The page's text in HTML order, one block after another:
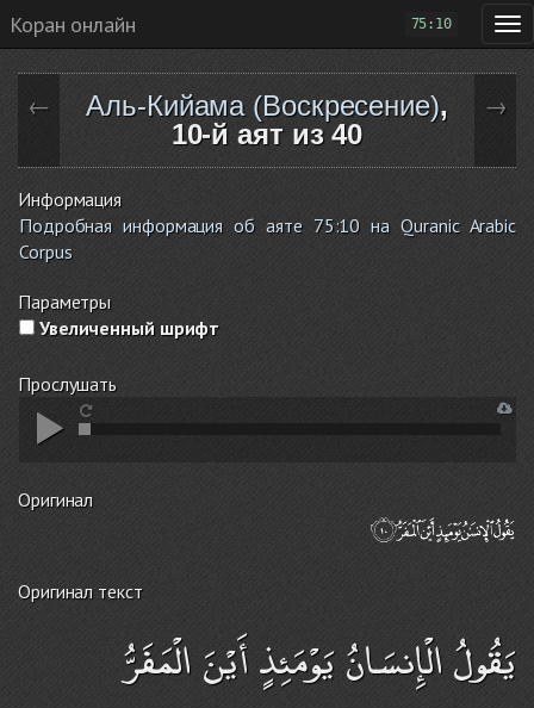
Коран онлайн 75:10
← Аль-Кийама (Воскресение),
10-й аят из 40
→
Информация
Подробная информация об аяте 75:10 на Quranic Arabic
Corpus
Параметры
Увеличенный шрифт
Прослушать
Оригинал
Оригинал текст
يَقُولُ الْإِنسَانُ يَوْمَئِذٍ أَيْنَ الْمَفَرُّ